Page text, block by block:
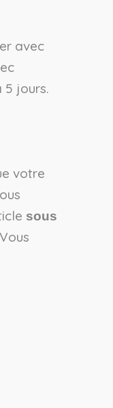
avec
5 jours.
votre
sous